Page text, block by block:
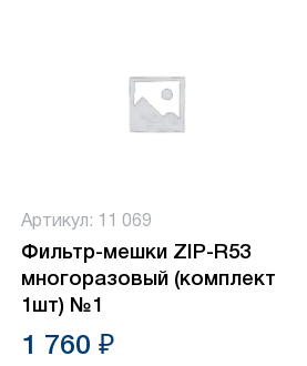
Артикул: 11 069
Фильтр-мешки ZIP-R53
многоразовый (комплект
1шт) №1
1 760 ₽